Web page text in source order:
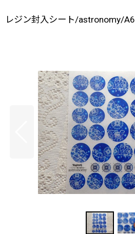
レジン封入シート/astronomy/A6